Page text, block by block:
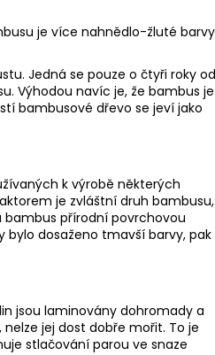
je více nahnědlo-žluté
Jedná se pouze o čtyři roky od
Výhodou navíc je, že bambus je
bambusové dřevo se jeví jako
k výrobě některých
je zvláštní druh bambusu,
bambus přírodní povrchovou
bylo dosaženo tmavší barvy, pak
jsou laminovány dohromady a
jej dost dobře mořit. To je
stlačování parou ve snaze